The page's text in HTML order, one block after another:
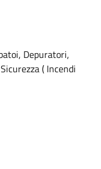
Depuratori,
( Incendi